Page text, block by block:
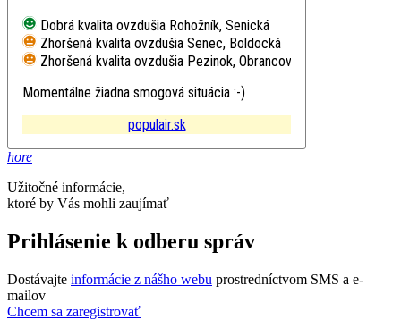
Dobrá kvalita ovzdušia Rohožník, Senická
Zhoršená kvalita ovzdušia Senec, Boldocká
Zhoršená kvalita ovzdušia Pezinok, Obrancov mieru
Momentálne žiadna smogová situácia :-)
populair.sk
hore
Užitočné informácie,
ktoré by Vás mohli zaujímať
Prihlásenie k odberu správ
Dostávajte informácie z nášho webu prostredníctvom SMS a e-
mailov
Chcem sa zaregistrovať